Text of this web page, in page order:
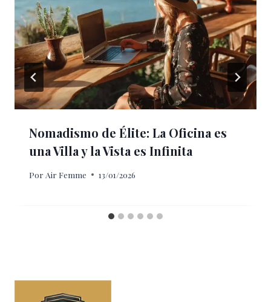
Nomadismo de Élite: La Oficina es
una Villa y la Vista es Infinita
Por Air Femme 13/01/2026